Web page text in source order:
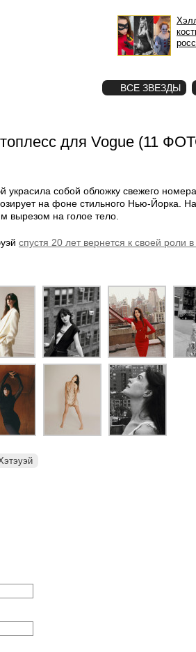
ВСЕ ЗВЕЗДЫ
для Vogue (11
украсила собой обложку свежего
на фоне стильного Нью-Йорка.
вырезом на голое тело.
спустя 20 лет вернется к своей роли